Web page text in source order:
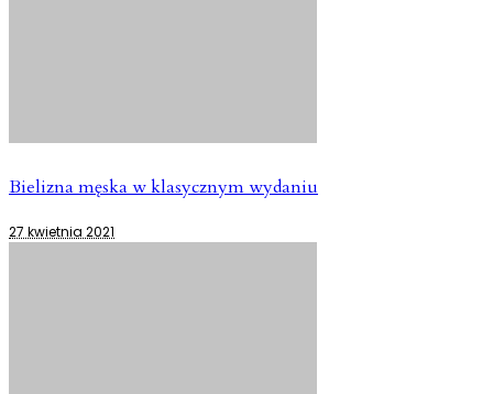
Bielizna męska w klasycznym wydaniu
27 kwietnia 2021